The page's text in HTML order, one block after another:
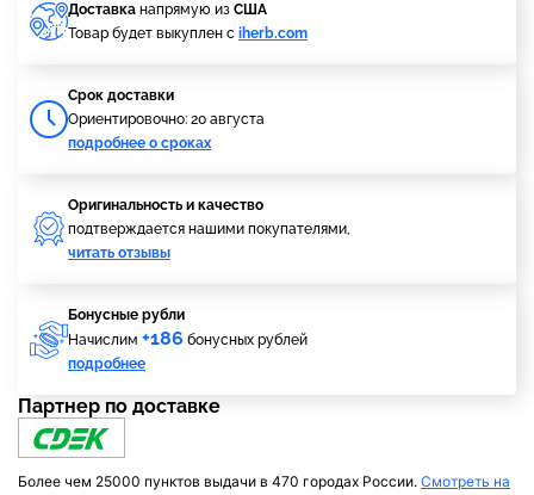
Доставка напрямую из США
Товар будет выкуплен с iherb.com
Cрок доставки
Ориентировочно: 20 августа
подробнее о сроках
Оригинальность и качество
подтверждается нашими покупателями,
читать отзывы
Бонусные рубли
Начислим +186 бонусных рублей
подробнее
Партнер по доставке
Более чем 25000 пунктов выдачи в 470 городах России. Смотреть на